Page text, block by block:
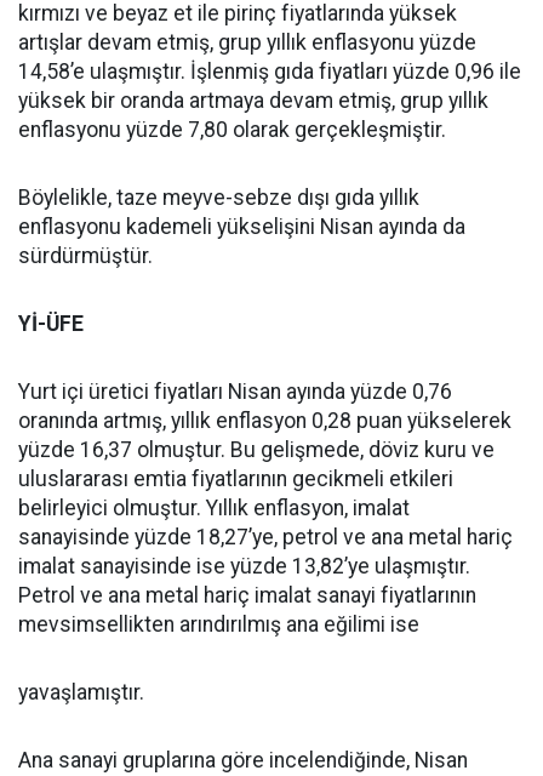
kırmızı ve beyaz et ile pirinç fiyatlarında yüksek
artışlar devam etmiş, grup yıllık enflasyonu yüzde
14,58’e ulaşmıştır. İşlenmiş gıda fiyatları yüzde 0,96 ile
yüksek bir oranda artmaya devam etmiş, grup yıllık
enflasyonu yüzde 7,80 olarak gerçekleşmiştir.
Böylelikle, taze meyve-sebze dışı gıda yıllık
enflasyonu kademeli yükselişini Nisan ayında da
sürdürmüştür.
Yİ-ÜFE
Yurt içi üretici fiyatları Nisan ayında yüzde 0,76
oranında artmış, yıllık enflasyon 0,28 puan yükselerek
yüzde 16,37 olmuştur. Bu gelişmede, döviz kuru ve
uluslararası emtia fiyatlarının gecikmeli etkileri
belirleyici olmuştur. Yıllık enflasyon, imalat
sanayisinde yüzde 18,27’ye, petrol ve ana metal hariç
imalat sanayisinde ise yüzde 13,82’ye ulaşmıştır.
Petrol ve ana metal hariç imalat sanayi fiyatlarının
mevsimsellikten arındırılmış ana eğilimi ise
yavaşlamıştır.
Ana sanayi gruplarına göre incelendiğinde, Nisan